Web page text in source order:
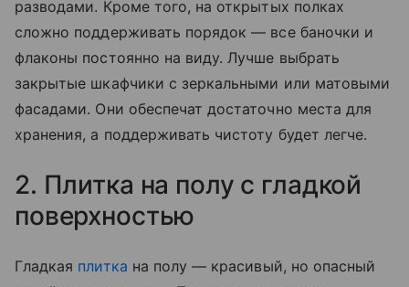
разводами. Кроме того, на открытых полках
сложно поддерживать порядок — все баночки и
флаконы постоянно на виду. Лучше выбрать
закрытые шкафчики с зеркальными или матовыми
фасадами. Они обеспечат достаточно места для
хранения, а поддерживать чистоту будет легче.
2. Плитка на полу с гладкой
поверхностью
Гладкая плитка на полу — красивый, но опасный